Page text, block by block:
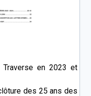
en 2023 et
des 25 ans des